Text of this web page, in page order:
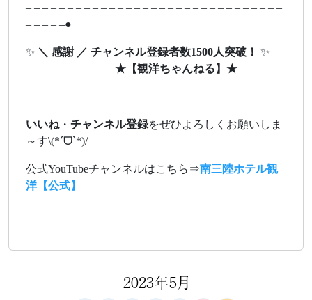
– – – – – – – – – – – – – – – – – – – – – – – – – – – – – – –
– – – – –●
✨ ＼ 感謝 ／ チャンネル登録者数1500人突破！ ✨
★ 【観洋ちゃんねる】 ★
いいね ・ チャンネル登録をぜひよろしくお願いしま
～す\(*ˊᗜˋ*)/
公式YouTubeチャンネルはこちら⇒南三陸ホテル観
洋【公式】
2023年5月